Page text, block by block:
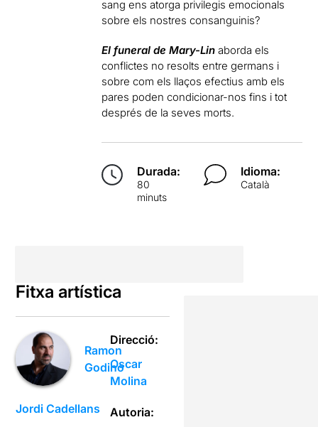
sang ens atorga privilegis emocionals
sobre els nostres consanguinis?
El funeral de Mary-Lin aborda els
conflictes no resolts entre germans i
sobre com els llaços efectius amb els
pares poden condicionar-nos fins i tot
després de la seves morts.
Durada:
80
minuts
Idioma:
Català
Fitxa artística
Ramon
Godino
Jordi Cadellans
Direcció:
Oscar
Molina
Autoria: